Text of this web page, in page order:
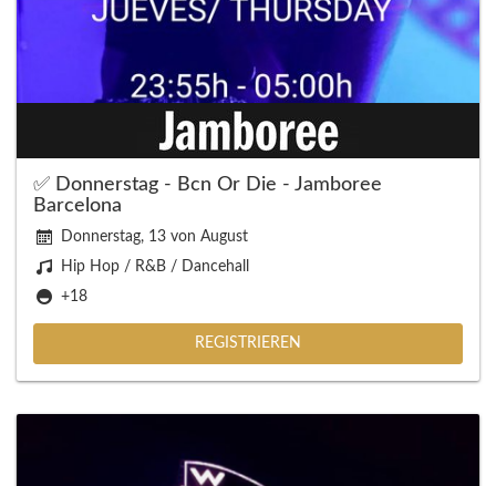
✅ Donnerstag - Bcn Or Die - Jamboree
Barcelona
Donnerstag, 13 von August
Hip Hop / R&B / Dancehall
+18
REGISTRIEREN